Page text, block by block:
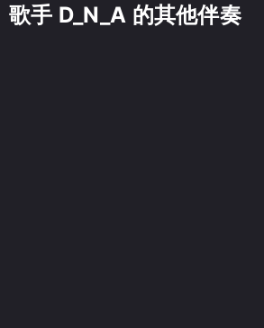
歌手 D_N_A 的其他伴奏